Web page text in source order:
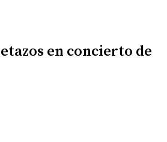
en concierto de